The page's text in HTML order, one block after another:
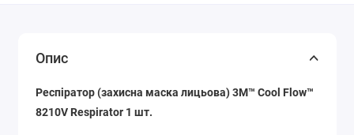
Опис
Респіратор (захисна маска лицьова) 3M™ Cool Flow™
8210V Respirator 1 шт.